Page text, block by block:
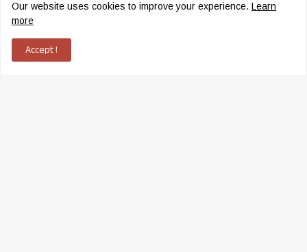
Our website uses cookies to improve your experience. Learn
more
Accept !